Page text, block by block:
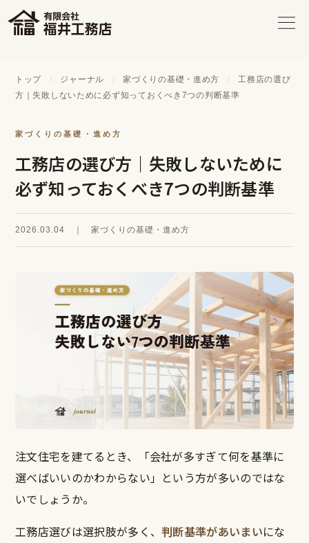
トップ / ジャーナル / 家づくりの基礎・進め方 /
工務店の選び
方｜失敗しないために必ず知っておくべき7つの判断基準
家づくりの基礎・進め方
工務店の選び方｜失敗しないために
必ず知っておくべき7つの判断基準
2026.03.04 ｜ 家づくりの基礎・進め方
注文住宅を建てるとき、「会社が多すぎて何を基準に
選べばいいのかわからない」という方が多いのではな
いでしょうか。
工務店選びは選択肢が多く、判断基準があいまいにな